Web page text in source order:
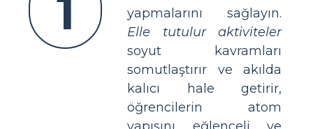
1
yapmalarını sağlayın.
Elle tutulur aktiviteler
soyut kavramları
somutlaştırır ve akılda
kalıcı hale getirir,
öğrencilerin atom